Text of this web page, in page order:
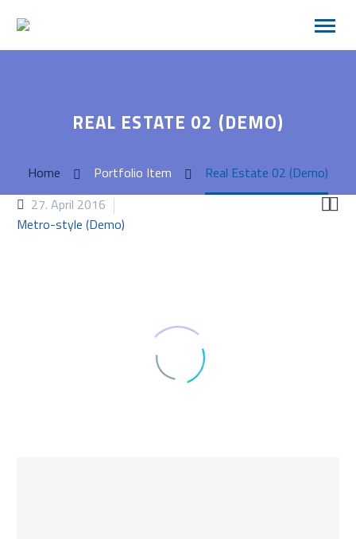
REAL ESTATE 02 (DEMO)
Home Portfolio Item Real Estate 02 (Demo)

27. April 2016
Metro-style (Demo)